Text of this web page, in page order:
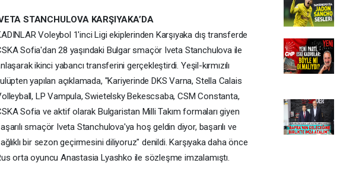
STANCHULOVA KARŞIYAKA’DA
Voleybol 1'inci Ligi ekiplerinden Karşıyaka dış transferde
Sofia'dan 28 yaşındaki Bulgar smaçör Iveta Stanchulova ile
ikinci yabancı transferini gerçekleştirdi. Yeşil-kırmızılı
yapılan açıklamada, "Kariyerinde DKS Varna, Stella Calais
LP Vampula, Swietelsky Bekescsaba, CSM Constanta,
Sofia ve aktif olarak Bulgaristan Milli Takım formaları giyen
smaçör Iveta Stanchulova'ya hoş geldin diyor, başarılı ve
bir sezon geçirmesini diliyoruz" denildi. Karşıyaka daha önce
orta oyuncu Anastasia Lyashko ile sözleşme imzalamıştı.